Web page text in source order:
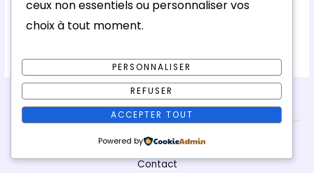
le navigateur pour mon prochain commentaire.
Contact
ceux non essentiels ou personnaliser vos
choix à tout moment.
PERSONNALISER
REFUSER
ACCEPTER TOUT
Powered by